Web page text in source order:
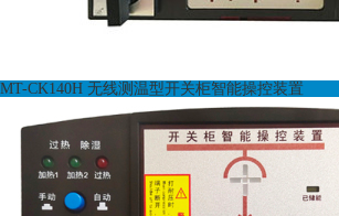
MT-CK140H 无线测温型开关柜智能操控装置